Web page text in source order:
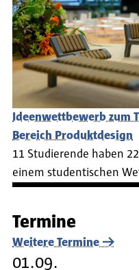
Ideenwettbewerb zum
Bereich Produktdesign
11 Studierende haben
einem studentischen
Termine
Weitere Termine
01.09.